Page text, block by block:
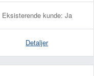
Eksisterende kunde: Ja
Detaljer